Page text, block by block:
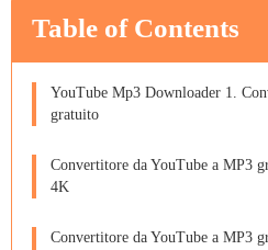
Table of Contents
YouTube Mp3 Downloader 1.
gratuito
Convertitore da YouTube a MP3
4K
Convertitore da YouTube a MP3